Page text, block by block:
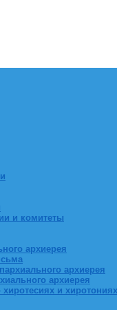
и комитеты
архиерея
архиерея
архиерея
и хиротониях